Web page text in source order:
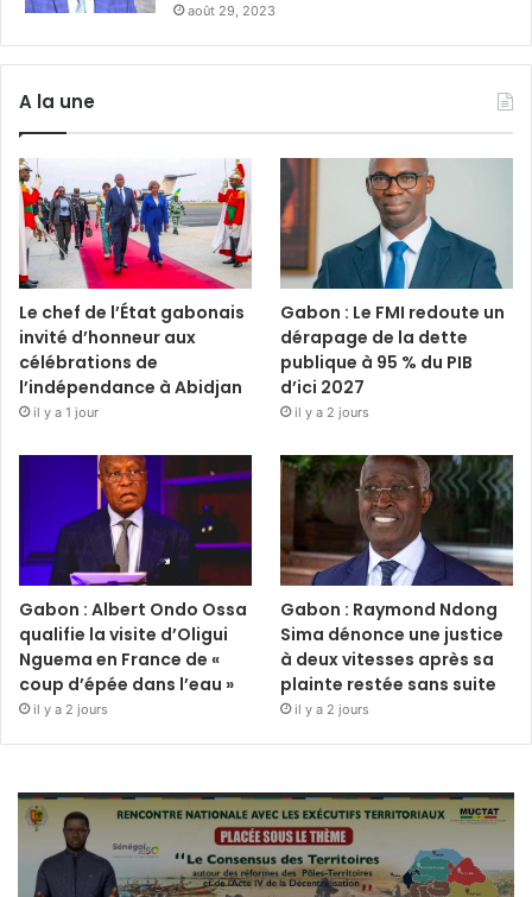
août 29, 2023
A la une
Le chef de l’État gabonais
invité d’honneur aux
célébrations de
l’indépendance à Abidjan
il y a 1 jour
Gabon : Le FMI redoute un
dérapage de la dette
publique à 95 % du PIB
d’ici 2027
il y a 2 jours
Gabon : Albert Ondo Ossa
qualifie la visite d’Oligui
Nguema en France de «
coup d’épée dans l’eau »
il y a 2 jours
Gabon : Raymond Ndong
Sima dénonce une justice
à deux vitesses après sa
plainte restée sans suite
il y a 2 jours